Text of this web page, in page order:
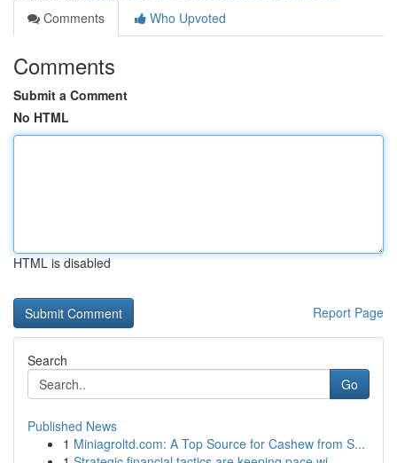
Comments
Who Upvoted
Comments
Submit a Comment
No HTML
HTML is disabled
Report Page
Search
Go
Published News
1 Miniagroltd.com: A Top Source for Cashew from S...